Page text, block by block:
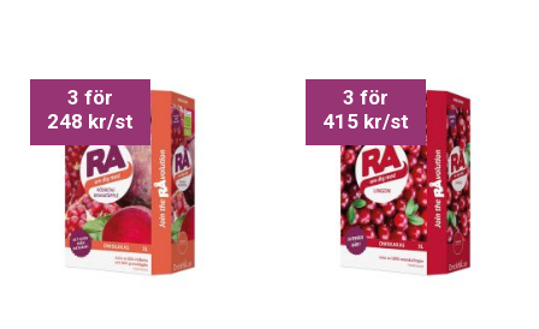
3 för
248 kr/st
3 för
415 kr/st